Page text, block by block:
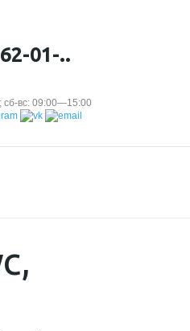
01-..
вс: 09:00—15:00